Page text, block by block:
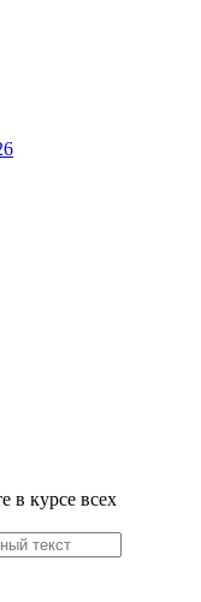
в курсе всех